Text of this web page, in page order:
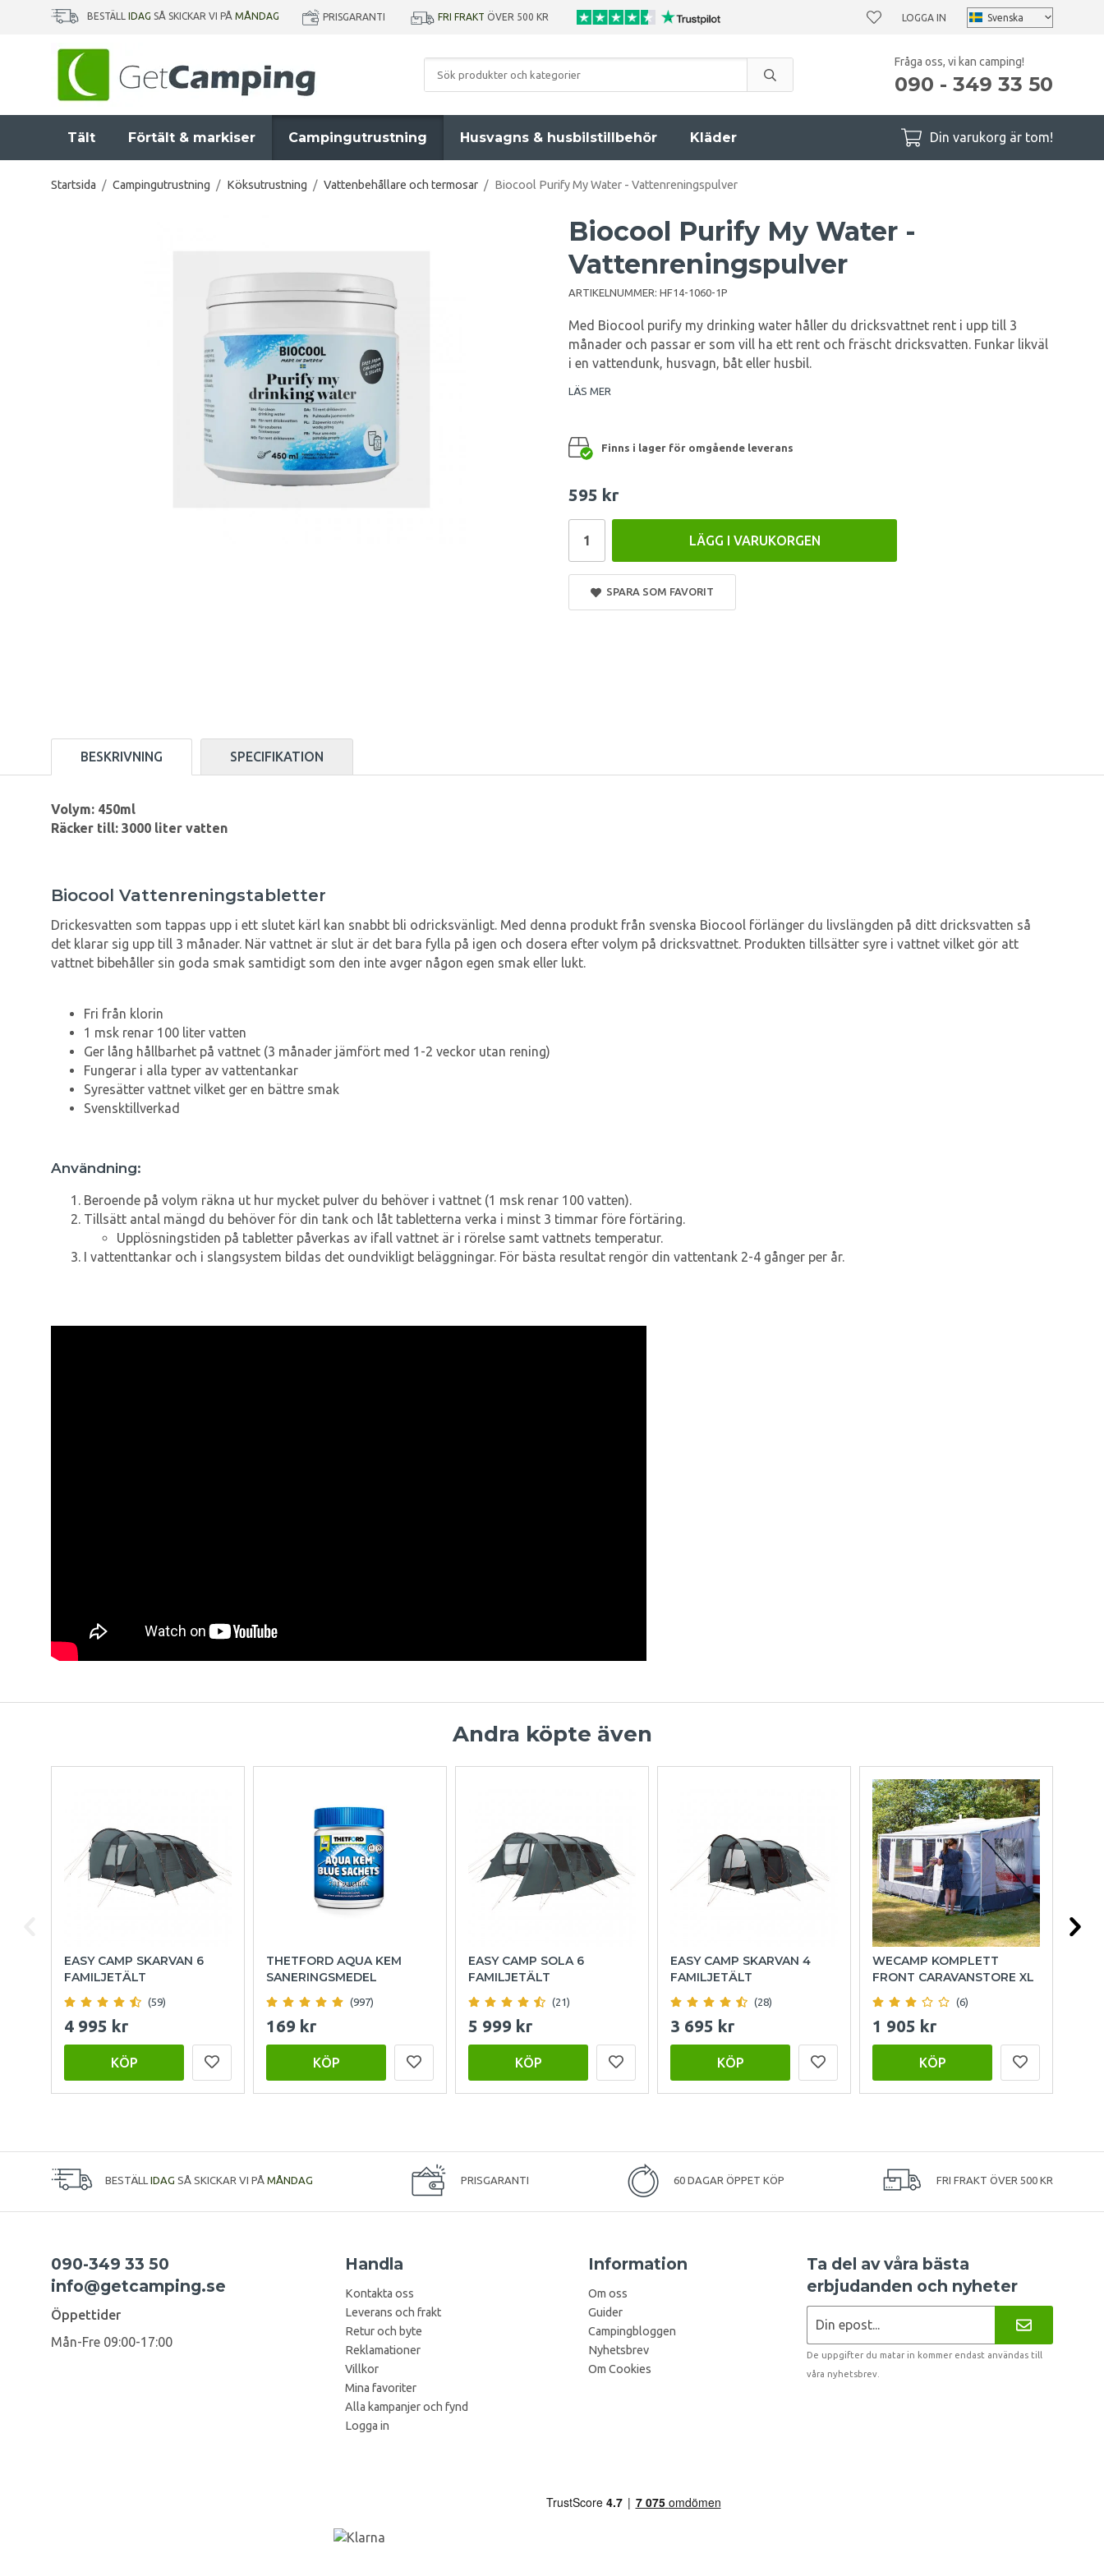
BESTÄLL IDAG SÅ SKICKAR VI PÅ MÅNDAG PRISGARANTI FRI FRAKT ÖVER 500 KR LOGGA IN
Fråga oss, vi kan camping!
090 - 349 33 50
Tält Förtält & markiser Campingutrustning Husvagns & husbilstillbehör Kläder Din varukorg är tom!
Startsida / Campingutrustning / Köksutrustning / Vattenbehållare och termosar / Biocool Purify My Water - Vattenreningspulver
Biocool Purify My Water -
Vattenreningspulver
ARTIKELNUMMER: HF14-1060-1P
Med Biocool purify my drinking water håller du dricksvattnet rent i upp till 3
månader och passar er som vill ha ett rent och fräscht dricksvatten. Funkar likväl
i en vattendunk, husvagn, båt eller husbil.
LÄS MER
Finns i lager för omgående leverans
595 kr
LÄGG I VARUKORGEN
SPARA SOM FAVORIT
BESKRIVNING SPECIFIKATION
Volym: 450ml
Räcker till: 3000 liter vatten
Biocool Vattenreningstabletter
Drickesvatten som tappas upp i ett slutet kärl kan snabbt bli odricksvänligt. Med denna produkt från svenska Biocool förlänger du livslängden på ditt dricksvatten så
det klarar sig upp till 3 månader. När vattnet är slut är det bara fylla på igen och dosera efter volym på dricksvattnet. Produkten tillsätter syre i vattnet vilket gör att
vattnet bibehåller sin goda smak samtidigt som den inte avger någon egen smak eller lukt.
Fri från klorin
1 msk renar 100 liter vatten
Ger lång hållbarhet på vattnet (3 månader jämfört med 1-2 veckor utan rening)
Fungerar i alla typer av vattentankar
Syresätter vattnet vilket ger en bättre smak
Svensktillverkad
Användning:
Beroende på volym räkna ut hur mycket pulver du behöver i vattnet (1 msk renar 100 vatten).
Tillsätt antal mängd du behöver för din tank och låt tabletterna verka i minst 3 timmar före förtäring.
Upplösningstiden på tabletter påverkas av ifall vattnet är i rörelse samt vattnets temperatur.
I vattenttankar och i slangsystem bildas det oundvikligt beläggningar. För bästa resultat rengör din vattentank 2-4 gånger per år.
Andra köpte även
EASY CAMP SKARVAN 6
FAMILJETÄLT
(59)
4 995 kr
KÖP
THETFORD AQUA KEM
SANERINGSMEDEL
(997)
169 kr
KÖP
EASY CAMP SOLA 6
FAMILJETÄLT
(21)
5 999 kr
KÖP
EASY CAMP SKARVAN 4
FAMILJETÄLT
(28)
3 695 kr
KÖP
WECAMP KOMPLETT
FRONT CARAVANSTORE XL
(6)
1 905 kr
KÖP
BESTÄLL IDAG SÅ SKICKAR VI PÅ MÅNDAG PRISGARANTI 60 DAGAR ÖPPET KÖP FRI FRAKT ÖVER 500 KR
090-349 33 50
info@getcamping.se
Öppettider
Mån-Fre 09:00-17:00
Handla
Kontakta oss
Leverans och frakt
Retur och byte
Reklamationer
Villkor
Mina favoriter
Alla kampanjer och fynd
Logga in
Information
Om oss
Guider
Campingbloggen
Nyhetsbrev
Om Cookies
Ta del av våra bästa
erbjudanden och nyheter
De uppgifter du matar in kommer endast användas till
våra nyhetsbrev.